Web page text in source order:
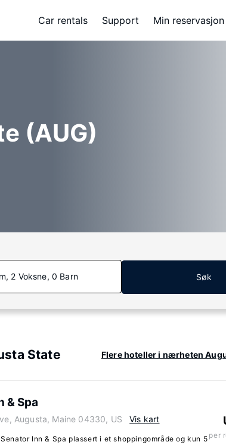
Car rentals Support Min reservasjon
(AUG)
2 Voksne, 0 Barn Søk
State Flere hoteller i nærheten
& Spa
Augusta, Maine 04330, US Vis kart
Inn & Spa plassert i et shoppingområde og kun 5per